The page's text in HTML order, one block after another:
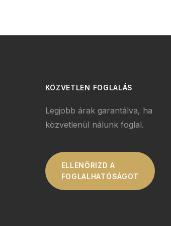
KÖZVETLEN FOGLALÁS
Legjobb árak garantálva, ha
közvetlenül nálunk foglal.
ELLENŐRIZD A
FOGLALHATÓSÁGOT